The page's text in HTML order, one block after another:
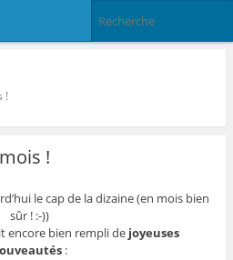
!
!
le cap de la dizaine (en mois bien
sûr ! :-))
encore bien rempli de joyeuses
: